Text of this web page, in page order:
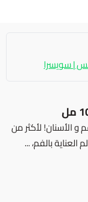
| سويسرا
و الأسنان! لأكثر من